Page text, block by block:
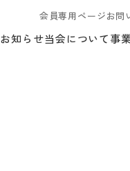
会員専用ページお問
お知らせ当会について事